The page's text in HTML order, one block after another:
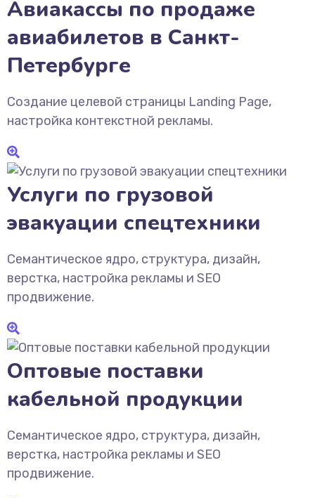
Авиакассы по продаже
авиабилетов в Санкт-
Петербурге
Создание целевой страницы Landing Page,
настройка контекстной рекламы.
Услуги по грузовой
эвакуации спецтехники
Семантическое ядро, структура, дизайн,
верстка, настройка рекламы и SEO
продвижение.
Оптовые поставки
кабельной продукции
Семантическое ядро, структура, дизайн,
верстка, настройка рекламы и SEO
продвижение.